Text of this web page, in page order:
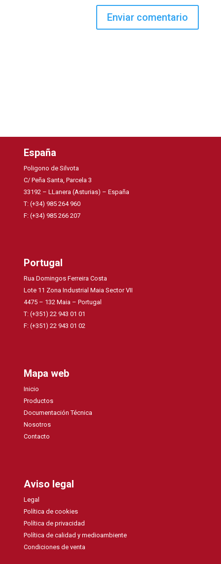
España
Poligono de Silvota
C/ Peña Santa, Parcela 3
33192 – LLanera (Asturias) – España
T: (+34) 985 264 960
F: (+34) 985 266 207
Portugal
Rua Domingos Ferreira Costa
Lote 11 Zona Industrial Maia Sector VII
4475 – 132 Maia – Portugal
T: (+351) 22 943 01 01
F: (+351) 22 943 01 02
Mapa web
Inicio
Productos
Documentación Técnica
Nosotros
Contacto
Aviso legal
Legal
Política de cookies
Política de privacidad
Política de calidad y medioambiente
Condiciones de venta